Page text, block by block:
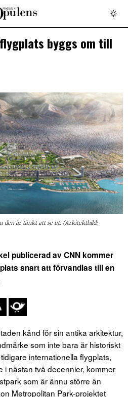
byggs om till
den är tänkt att se ut. (Arkitektbild:
publicerad av CNN kommer
snart att förvandlas till en
känd för sin antika arkitektur,
som inte bara är historiskt
internationella flygplats,
i nästan två decennier, kommer
som är ännu större än
Metropolitan Park-projektet